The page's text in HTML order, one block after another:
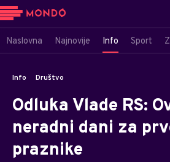
Naslovna Najnovije Info Sport
Info Društvo
Odluka Vlade RS:
neradni dani za
praznike